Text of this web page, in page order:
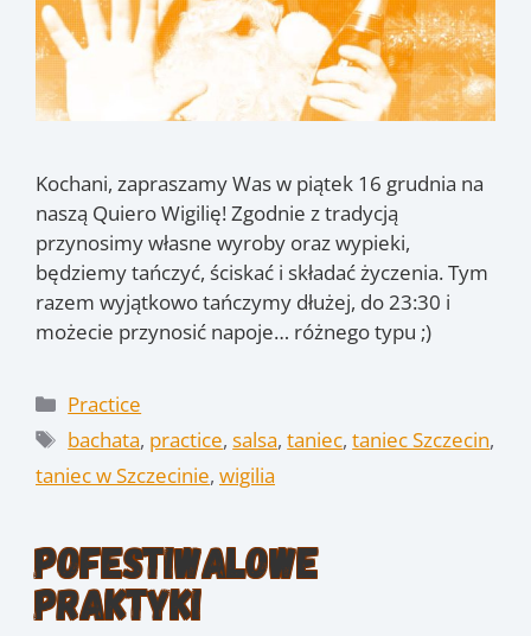
Kochani, zapraszamy Was w piątek 16 grudnia na
naszą Quiero Wigilię! Zgodnie z tradycją
przynosimy własne wyroby oraz wypieki,
będziemy tańczyć, ściskać i składać życzenia. Tym
razem wyjątkowo tańczymy dłużej, do 23:30 i
możecie przynosić napoje… różnego typu ;)
Kategorie
Practice
Tagi
bachata, practice,salsa,taniec,taniec Szczecin,
taniec w Szczecinie, wigilia
Pofestiwalowe
praktyki